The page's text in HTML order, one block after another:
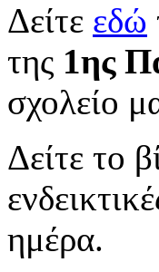
Δείτε εδώ
της 1ης
σχολείο
Δείτε το
ημέρα.